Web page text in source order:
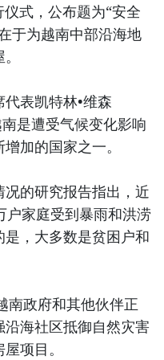
式，公布题为“安全
于为越南中部沿海地
表凯特林•维森
是遭受气候变化影响
加的国家之一。
的研究报告指出，近
户家庭受到暴雨和洪涝
，大多数是贫困户和
南政府和其他伙伴正
海社区抵御自然灾害
项目。